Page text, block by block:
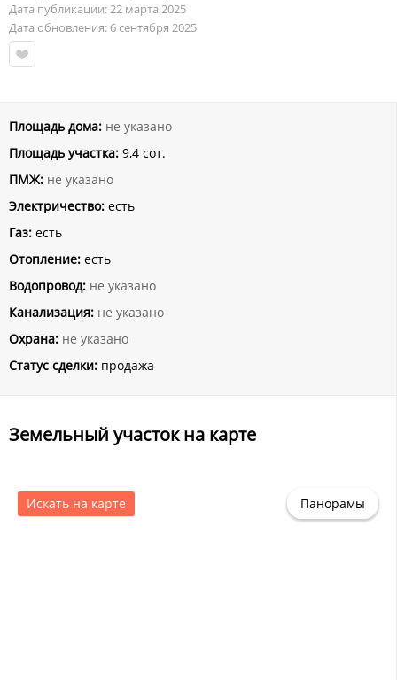
Дата публикации: 22 марта 2025
Дата обновления: 6 сентября 2025
Площадь дома: не указано
Площадь участка: 9,4 сот.
ПМЖ: не указано
Электричество: есть
Газ: есть
Отопление: есть
Водопровод: не указано
Канализация: не указано
Охрана: не указано
Статус сделки: продажа
Земельный участок на карте
Искать на карте Панорамы